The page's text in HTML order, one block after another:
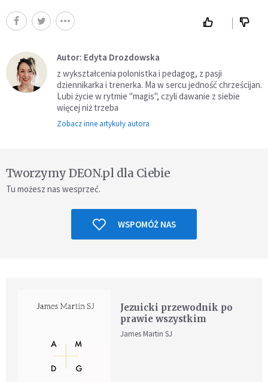
Autor: Edyta Drozdowska
z wykształcenia polonistka i pedagog, z pasji
dziennikarka i trenerka. Ma w sercu jedność chrześcijan.
Lubi życie w rytmie "magis", czyli dawanie z siebie
więcej niż trzeba
Zobacz inne artykuły autora
Tworzymy DEON.pl dla Ciebie
Tu możesz nas wesprzeć.
WSPOMÓŻ NAS
Jezuicki przewodnik po
prawie wszystkim
James Martin SJ